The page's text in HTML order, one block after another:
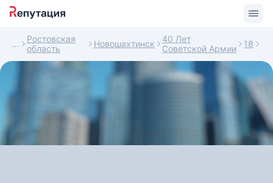
Ростовская
область
Новошахтинск
40 Лет
Советской Армии
18